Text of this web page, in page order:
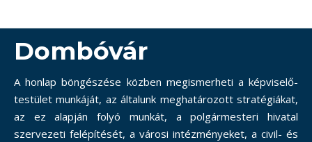
Dombóvár
A honlap böngészése közben megismerheti a képviselő-
testület munkáját, az általunk meghatározott stratégiákat,
az ez alapján folyó munkát, a polgármesteri hivatal
szervezeti felépítését, a városi intézményeket, a civil- és